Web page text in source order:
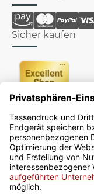
Sicher kaufen
Newsletter